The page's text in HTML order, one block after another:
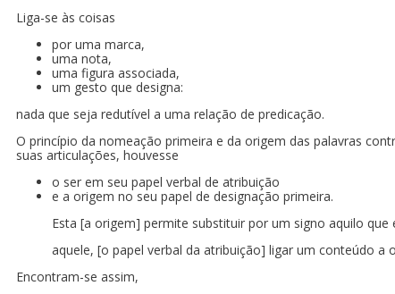
Liga-se às coisas
por uma marca,
uma nota,
uma figura associada,
um gesto que designa:
nada que seja redutível a uma relação de predicação.
O princípio da nomeação primeira e da origem das palavras
suas articulações, houvesse
o ser em seu papel verbal de atribuição
e a origem no seu papel de designação primeira.
Esta [a origem] permite substituir por um signo aquilo que
aquele, [o papel verbal da atribuição] ligar um conteúdo a
Encontram-se assim,